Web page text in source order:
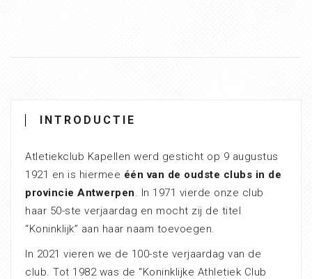
INTRODUCTIE
Atletiekclub Kapellen werd gesticht op 9 augustus
1921 en is hiermee één van de oudste clubs in de
provincie Antwerpen. In 1971 vierde onze club
haar 50-ste verjaardag en mocht zij de titel
“Koninklijk” aan haar naam toevoegen.
In 2021 vieren we de 100-ste verjaardag van de
club. Tot 1982 was de “Koninklijke Athletiek Club